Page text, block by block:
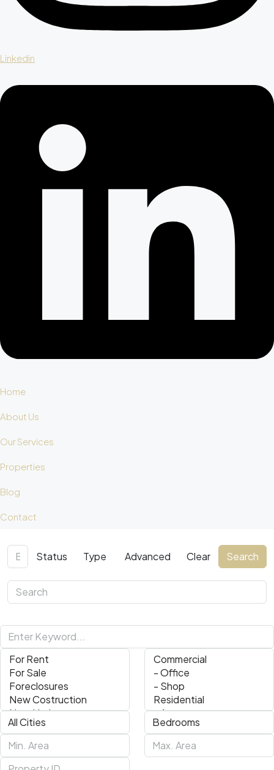
Linkedin
Home
About Us
Our Services
Properties
Blog
Contact
Status Type Advanced Clear Search